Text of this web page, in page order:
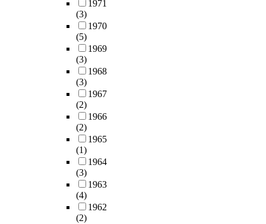
1971
(3)
1970
(5)
1969
(3)
1968
(3)
1967
(2)
1966
(2)
1965
(1)
1964
(3)
1963
(4)
1962
(2)